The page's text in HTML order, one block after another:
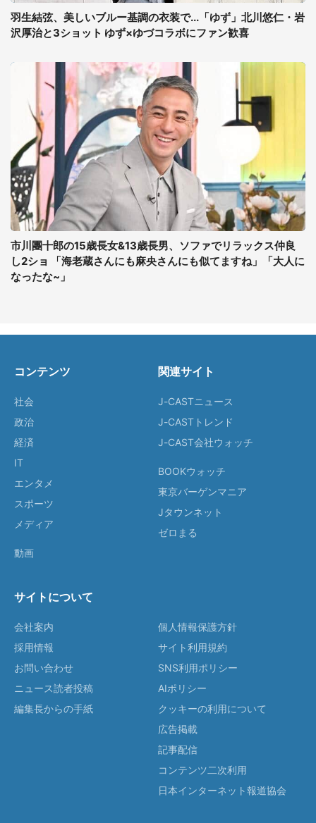
羽生結弦、美しいブルー基調の衣装で...「ゆず」北川悠仁・岩
沢厚治と3ショット ゆず×ゆづコラボにファン歓喜
市川團十郎の15歳長女&13歳長男、ソファでリラックス仲良
し2ショ 「海老蔵さんにも麻央さんにも似てますね」「大人に
なったな~」
コンテンツ
社会
政治
経済
IT
エンタメ
スポーツ
メディア
動画
関連サイト
J-CASTニュース
J-CASTトレンド
J-CAST会社ウォッチ
BOOKウォッチ
東京バーゲンマニア
Jタウンネット
ゼロまる
サイトについて
会社案内
採用情報
お問い合わせ
ニュース読者投稿
編集長からの手紙
個人情報保護方針
サイト利用規約
SNS利用ポリシー
AIポリシー
クッキーの利用について
広告掲載
記事配信
コンテンツ二次利用
日本インターネット報道協会